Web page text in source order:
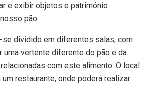
e exibir objetos e património
pão.
se dividido em diferentes salas, com
uma vertente diferente do pão e da
com este alimento. O local
restaurante, onde poderá realizar